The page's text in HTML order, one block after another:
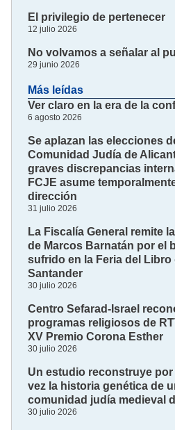
El privilegio de pertenecer
12 julio 2026
No volvamos a señalar al
29 junio 2026
Más leídas
Ver claro en la era de la
6 agosto 2026
Se aplazan las elecciones
Comunidad Judía de
graves discrepancias
FCJE asume
dirección
31 julio 2026
La Fiscalía General remite
de Marcos Barnatán por el
sufrido en la Feria del Libro
Santander
30 julio 2026
Centro Sefarad-Israel
programas religiosos de
XV Premio Corona Esther
30 julio 2026
Un estudio reconstruye por
vez la historia genética de
comunidad judía medieval
30 julio 2026